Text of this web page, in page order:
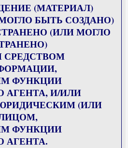
(МАТЕРИАЛ)
БЫТЬ СОЗДАНО)
(ИЛИ МОГЛО
ФУНКЦИИ
АГЕНТА, И/ИЛИ
(ИЛИ
ФУНКЦИИ
АГЕНТА.